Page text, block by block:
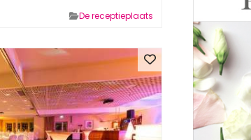
De receptieplaats